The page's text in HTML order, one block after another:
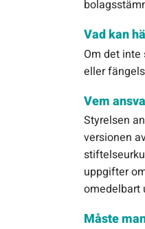
Vad kan
Om det
eller
Vem
Styrelsen
versionen
uppgifter
omedelbart
Måste